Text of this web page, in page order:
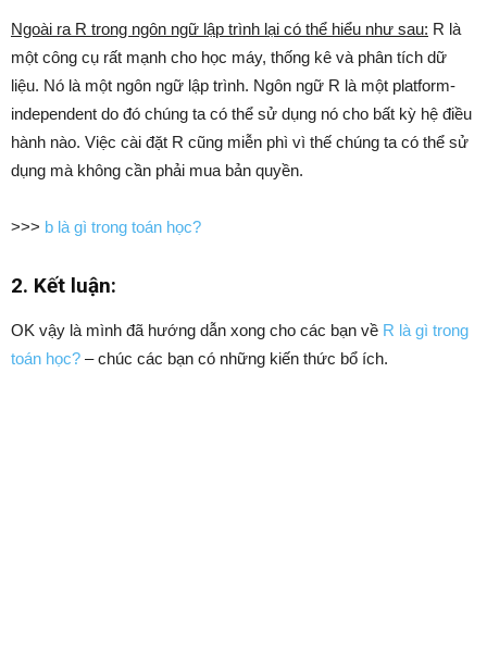
Ngoài ra R trong ngôn ngữ lập trình lại có thể hiểu như sau: R là
một công cụ rất mạnh cho học máy, thống kê và phân tích dữ
liệu. Nó là một ngôn ngữ lập trình. Ngôn ngữ R là một platform-
independent do đó chúng ta có thể sử dụng nó cho bất kỳ hệ điều
hành nào. Việc cài đặt R cũng miễn phì vì thế chúng ta có thể sử
dụng mà không cần phải mua bản quyền.
>>> b là gì trong toán học?
2. Kết luận:
OK vậy là mình đã hướng dẫn xong cho các bạn về R là gì trong
toán học? – chúc các bạn có những kiến thức bổ ích.